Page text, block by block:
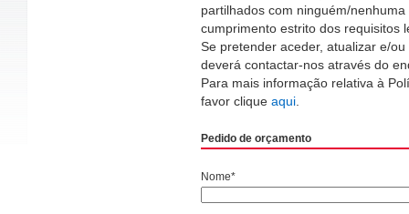
partilhados com ninguém/
cumprimento estrito dos requisitos
Se pretender aceder, atualizar e/
deverá contactar-nos através do
Para mais informação relativa à
favor clique aqui.
Pedido de orçamento
Nome*